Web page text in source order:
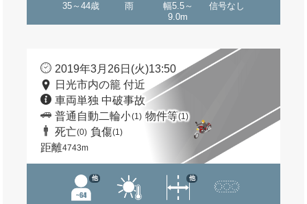
35～44歳 雨
幅5.5～
9.0m
信号なし
2019年3月26日(火)13:50
日光市内の籠 付近
車両単独 中破事故
普通自動二輪小(1) 物件等(1)
死亡(0) 負傷(1)
距離4743m
他 他